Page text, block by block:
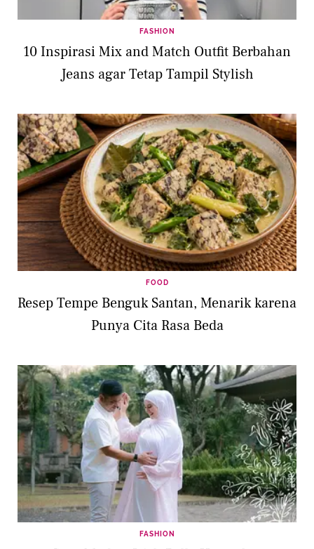
FASHION
10 Inspirasi Mix and Match Outfit Berbahan
Jeans agar Tetap Tampil Stylish
FOOD
Resep Tempe Benguk Santan, Menarik karena
Punya Cita Rasa Beda
FASHION